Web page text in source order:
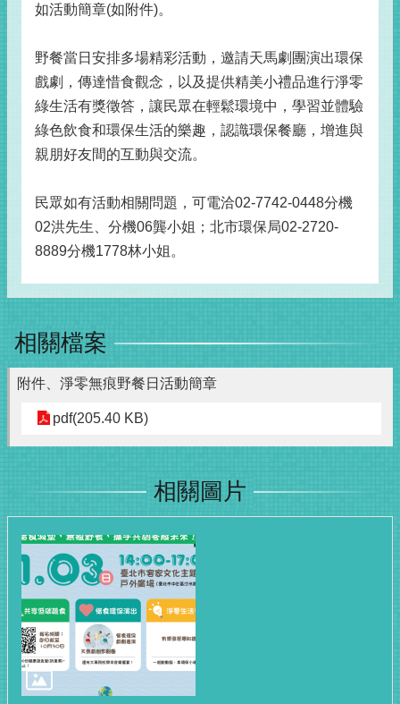
如活動簡章(如附件)。
野餐當日安排多場精彩活動，邀請天馬劇團演出環保
戲劇，傳達惜食觀念，以及提供精美小禮品進行淨零
綠生活有獎徵答，讓民眾在輕鬆環境中，學習並體驗
綠色飲食和環保生活的樂趣，認識環保餐廳，增進與
親朋好友間的互動與交流。
民眾如有活動相關問題，可電洽02-7742-0448分機
02洪先生、分機06龔小姐；北市環保局02-2720-
8889分機1778林小姐。
相關檔案
附件、淨零無痕野餐日活動簡章
pdf(205.40 KB)
相關圖片